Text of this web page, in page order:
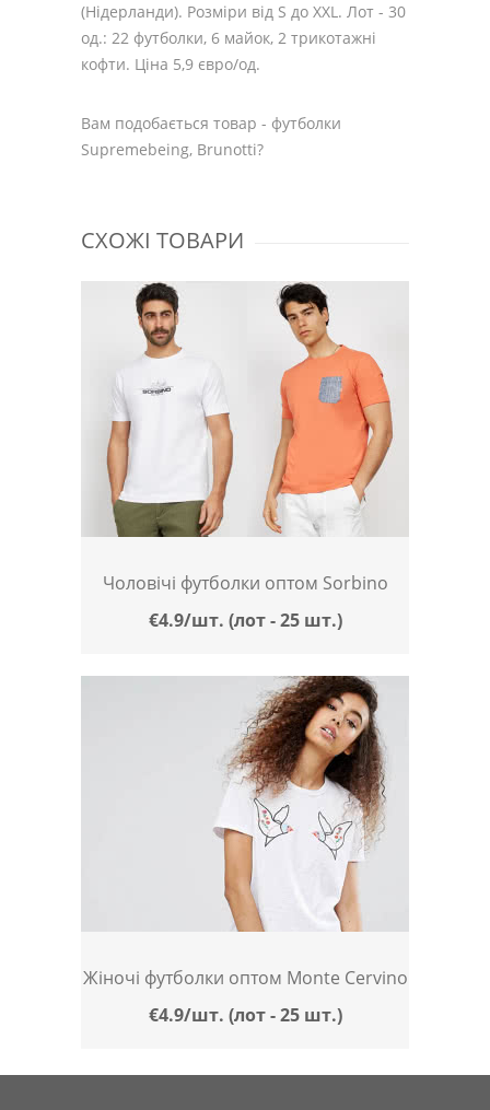
(Нідерланди). Розміри від S до XXL. Лот - 30
од.: 22 футболки, 6 майок, 2 трикотажні
кофти. Ціна 5,9 євро/од.
Вам подобається товар - футболки
Supremebeing, Brunotti?
СХОЖІ ТОВАРИ
Чоловічі футболки оптом Sorbino
€4.9/шт. (лот - 25 шт.)
Жіночі футболки оптом Monte Cervino
€4.9/шт. (лот - 25 шт.)